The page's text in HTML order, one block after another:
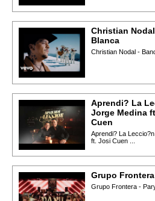
Christian
Blanca
Christian Nodal -
Aprendi? La
Jorge Medina
Cuen
Aprendi? La
ft. Josi Cuen ...
Grupo
Grupo Frontera - Pary